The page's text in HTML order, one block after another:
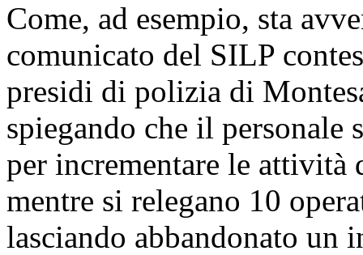
Come, ad esempio, sta
comunicato del SILP
presidi di polizia di
spiegando che il
per incrementare le attività
mentre si relegano 10
lasciando abbandonato un